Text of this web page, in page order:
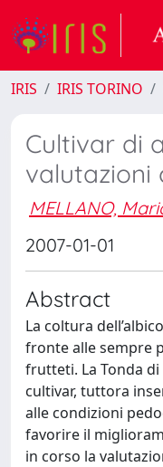
IRIS IRIS TORINO
Cultivar di
valutazioni
MELLANO,
2007-01-01
Abstract
La coltura
fronte alle sempre
frutteti. La Tonda
cultivar, tuttora
alle condizioni
favorire il
in corso la